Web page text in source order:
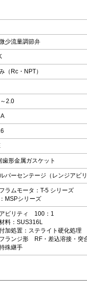
少流量調節弁
（Rc・NPT）
2.0
歯形金属ガスケット
パーセンテージ（レンジア
ラムモータ：T-5 シリーズ
MSPシリーズ
ビリティ 100：1
料：SUS316L
加処置：ステライト硬化処理
ランジ形 RF・差込溶接・突
殊継手